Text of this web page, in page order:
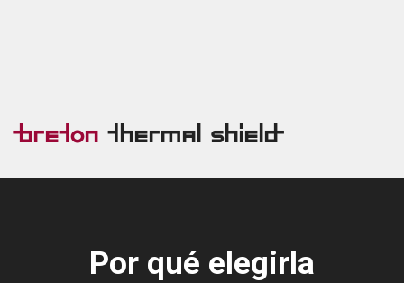
Breton Thermal Shield
Por qué elegirla